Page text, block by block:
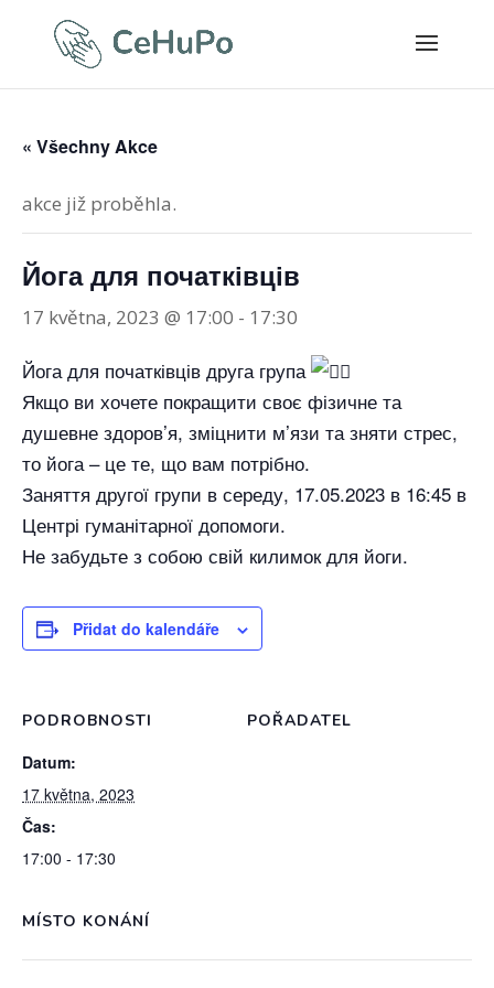
« Všechny Akce
akce již proběhla.
Йога для початківців
17 května, 2023 @ 17:00 - 17:30
Йога для початківців друга група
Якщо ви хочете покращити своє фізичне та
душевне здоров’я, зміцнити м’язи та зняти стрес,
то йога – це те, що вам потрібно.
Заняття другої групи в середу, 17.05.2023 в 16:45 в
Центрі гуманітарної допомоги.
Не забудьте з собою свій килимок для йоги.
Přidat do kalendáře
PODROBNOSTI
Datum:
17 května, 2023
Čas:
17:00 - 17:30
POŘADATEL
MÍSTO KONÁNÍ